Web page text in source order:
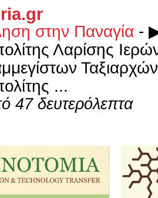
στην Παναγία -
Λαρίσης
...
47 δευτερόλεπτα